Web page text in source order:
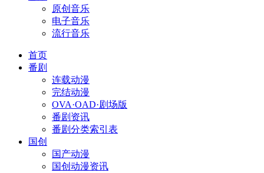
原创音乐
电子音乐
流行音乐
首页
番剧
连载动漫
完结动漫
OVA·OAD·剧场版
番剧资讯
番剧分类索引表
国创
国产动漫
国创动漫资讯